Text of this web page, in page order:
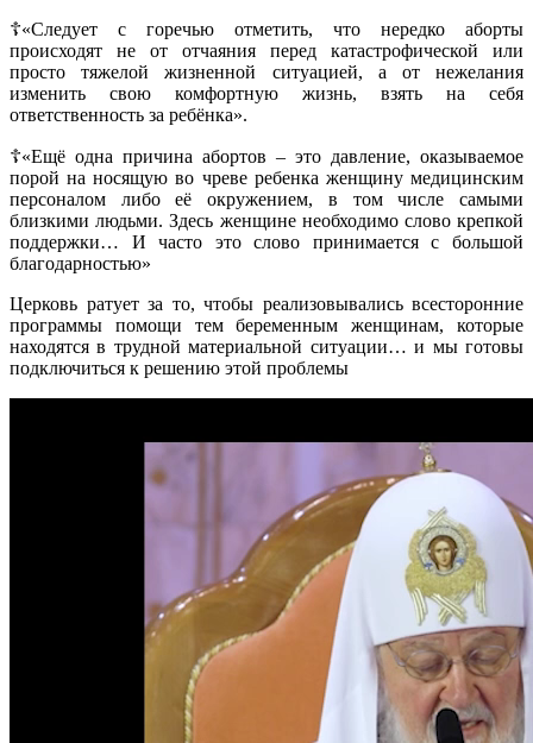
☦️«Следует с горечью отметить, что нередко аборты
происходят не от отчаяния перед катастрофической или
просто тяжелой жизненной ситуацией, а от нежелания
изменить свою комфортную жизнь, взять на себя
ответственность за ребёнка».
☦️«Ещё одна причина абортов – это давление, оказываемое
порой на носящую во чреве ребенка женщину медицинским
персоналом либо её окружением, в том числе самыми
близкими людьми. Здесь женщине необходимо слово крепкой
поддержки… И часто это слово принимается с большой
благодарностью»
Церковь ратует за то, чтобы реализовывались всесторонние
программы помощи тем беременным женщинам, которые
находятся в трудной материальной ситуации… и мы готовы
подключиться к решению этой проблемы